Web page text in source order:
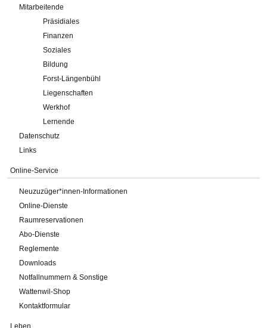
Mitarbeitende
Präsidiales
Finanzen
Soziales
Bildung
Forst-Längenbühl
Liegenschaften
Werkhof
Lernende
Datenschutz
Links
Online-Service
Neuzuzüger*innen-Informationen
Online-Dienste
Raumreservationen
Abo-Dienste
Reglemente
Downloads
Notfallnummern & Sonstige
Wattenwil-Shop
Kontaktformular
Leben